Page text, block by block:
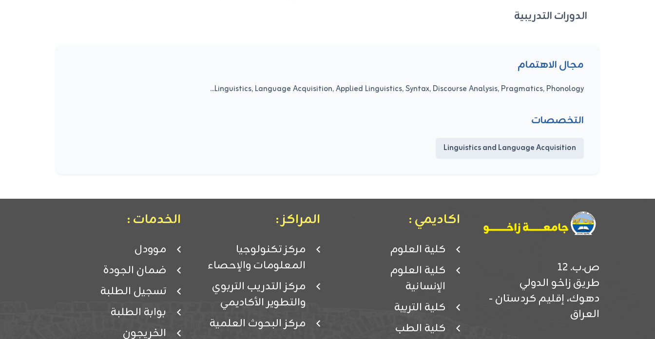
الدورات التدريبية
مجال الاهتمام
Linguistics, Language Acquisition, Applied Linguistics, Syntax, Discourse Analysis, Pragmatics, Phonology...
التخصصات
Linguistics and Language Acquisition
ص.ب. 12
طريق زاخو الدولي
دهوك، إقليم كردستان -
العراق
اكاديمي :
كلية العلوم
كلية العلوم
الإنسانية
كلية التربية
كلية الطب
المراكز :
مركز تكنولوجيا
المعلومات والإحصاء
مركز التدريب التربوي
والتطوير الأكاديمي
مركز البحوث العلمية
الخدمات :
موودل
ضمان الجودة
تسجيل الطلبة
بوابة الطلبة
الخريجون